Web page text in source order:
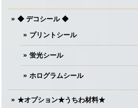
◆ デコシール ◆
プリントシール
蛍光シール
ホログラムシール
★オプション★うちわ材料★